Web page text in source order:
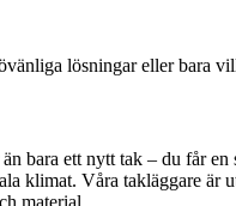
lösningar eller bara
bara ett nytt tak – du får
klimat. Våra takläggare är
material.